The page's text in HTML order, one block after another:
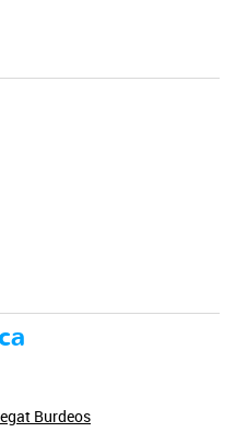
Burdeos